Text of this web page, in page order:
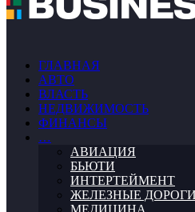
ГЛАВНАЯ
АВТО
ВЛАСТЬ
НЕДВИЖИМОСТЬ
ФИНАНСЫ
…
АВИАЦИЯ
БЬЮТИ
ИНТЕРТЕЙМЕНТ
ЖЕЛЕЗНЫЕ ДОРОГИ
МЕДИЦИНА